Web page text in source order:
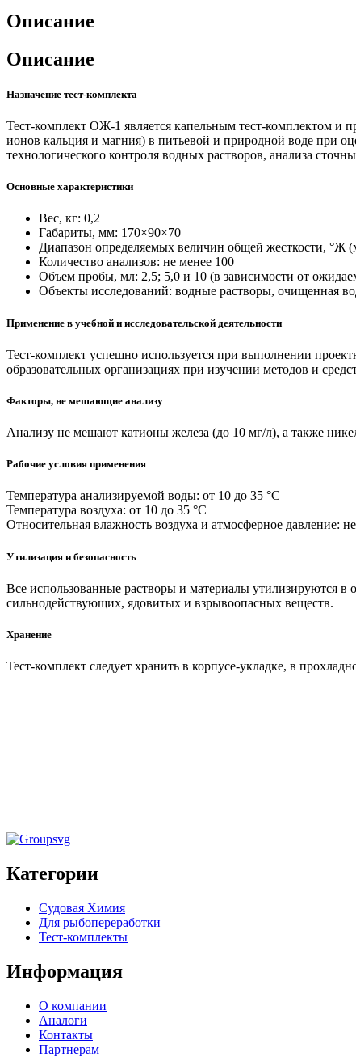
Описание
Описание
Назначение тест-комплекта
Тест-комплект ОЖ-1 является капельным тест-комплектом и
ионов кальция и магния) в питьевой и природной воде при
технологического контроля водных растворов, анализа
Основные характеристики
Вес, кг: 0,2
Габариты, мм: 170×90×70
Диапазон определяемых величин общей жесткости, °Ж
Количество анализов: не менее 100
Объем пробы, мл: 2,5; 5,0 и 10 (в зависимости от
Объекты исследований: водные растворы, очищенная
Применение в учебной и исследовательской деятельности
Тест-комплект успешно используется при выполнении
образовательных организациях при изучении методов и
Факторы, не мешающие анализу
Анализу не мешают катионы железа (до 10 мг/л), а также
Рабочие условия применения
Температура анализируемой воды: от 10 до 35 °С
Температура воздуха: от 10 до 35 °С
Относительная влажность воздуха и атмосферное давление:
Утилизация и безопасность
Все использованные растворы и материалы утилизируются в
сильнодействующих, ядовитых и взрывоопасных веществ.
Хранение
Тест-комплект следует хранить в корпусе-укладке, в
Категории
Судовая Химия
Для рыбопереработки
Тест-комплекты
Информация
О компании
Аналоги
Контакты
Партнерам